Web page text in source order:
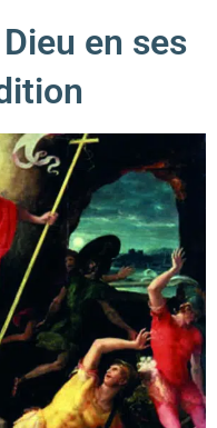
Dieu en ses